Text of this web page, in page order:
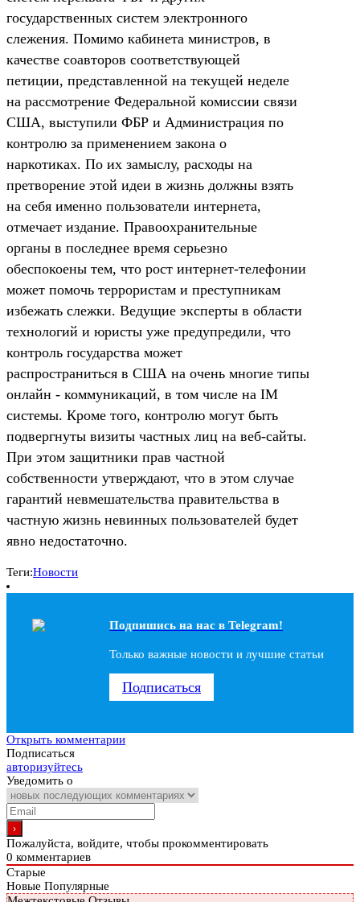
государственных систем электронного
слежения. Помимо кабинета министров, в
качестве соавторов соответствующей
петиции, представленной на текущей неделе
на рассмотрение Федеральной комиссии связи
США, выступили ФБР и Администрация по
контролю за применением закона о
наркотиках. По их замыслу, расходы на
претворение этой идеи в жизнь должны взять
на себя именно пользователи интернета,
отмечает издание. Правоохранительные
органы в последнее время серьезно
обеспокоены тем, что рост интернет-телефонии
может помочь террористам и преступникам
избежать слежки. Ведущие эксперты в области
технологий и юристы уже предупредили, что
контроль государства может
распространиться в США на очень многие типы
онлайн - коммуникаций, в том числе на IM
системы. Кроме того, контролю могут быть
подвергнуты визиты частных лиц на веб-сайты.
При этом защитники прав частной
собственности утверждают, что в этом случае
гарантий невмешательства правительства в
частную жизнь невинных пользователей будет
явно недостаточно.
Теги:Новости
Подпишись на наc в Telegram!
Только важные новости и лучшие статьи
Подписаться
Открыть комментарии
Подписаться
авторизуйтесь
Уведомить о
Пожалуйста, войдите, чтобы прокомментировать
0 комментариев
Старые
Новые Популярные